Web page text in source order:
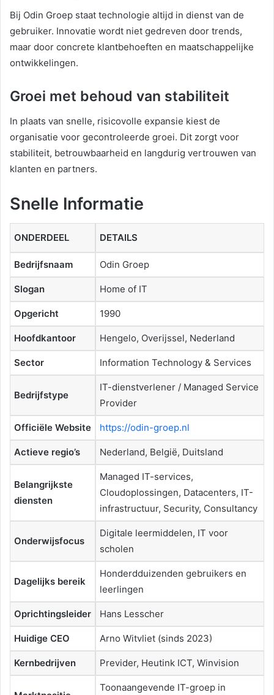
Bij Odin Groep staat technologie altijd in dienst van de
gebruiker. Innovatie wordt niet gedreven door trends,
maar door concrete klantbehoeften en maatschappelijke
ontwikkelingen.
Groei met behoud van stabiliteit
In plaats van snelle, risicovolle expansie kiest de
organisatie voor gecontroleerde groei. Dit zorgt voor
stabiliteit, betrouwbaarheid en langdurig vertrouwen van
klanten en partners.
Snelle Informatie
ONDERDEEL DETAILS
Bedrijfsnaam Odin Groep
Slogan Home of IT
Opgericht 1990
Hoofdkantoor Hengelo, Overijssel, Nederland
Sector Information Technology & Services
Bedrijfstype
IT-dienstverlener / Managed Service
Provider
Officiële Website https://odin-groep.nl
Actieve regio’s Nederland, België, Duitsland
Belangrijkste
diensten
Managed IT-services,
Cloudoplossingen, Datacenters, IT-
infrastructuur, Security, Consultancy
Onderwijsfocus
Digitale leermiddelen, IT voor
scholen
Dagelijks bereik
Honderdduizenden gebruikers en
leerlingen
Oprichtingsleider Hans Lesscher
Huidige CEO Arno Witvliet (sinds 2023)
Kernbedrijven Previder, Heutink ICT, Winvision
Toonaangevende IT-groep in